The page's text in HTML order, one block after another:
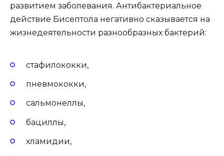
развитием заболевания. Антибактериальное
действие Бисептола негативно сказывается на
жизнедеятельности разнообразных бактерий:
стафилококки,
пневмококки,
сальмонеллы,
бациллы,
хламидии,